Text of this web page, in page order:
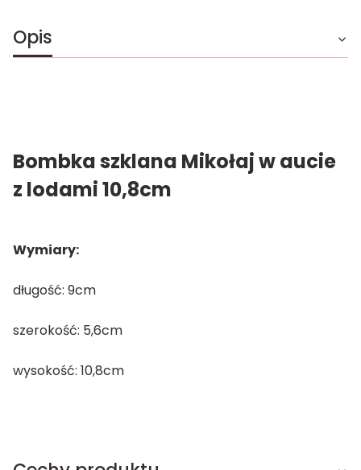
Opis
Bombka szklana Mikołaj w aucie
z lodami 10,8cm
Wymiary:
długość: 9cm
szerokość: 5,6cm
wysokość: 10,8cm